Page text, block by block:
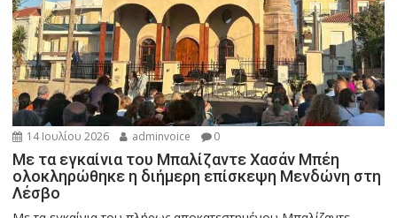
14 Ιουλίου 2026 adminvoice 0
Με τα εγκαίνια του Μπαλίζαντε Χασάν Μπέη
ολοκληρώθηκε η διήμερη επίσκεψη Μενδώνη στη
Λέσβο